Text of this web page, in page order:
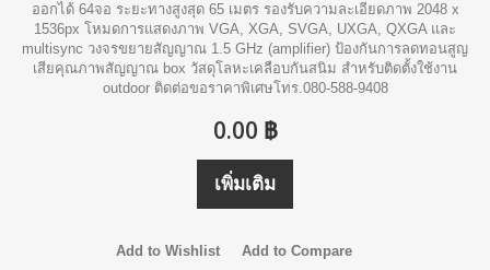
ออกได้ 64จอ ระยะทางสูงสุด 65 เมตร รองรับความละเอียดภาพ 2048 x
1536px โหมดการแสดงภาพ VGA, XGA, SVGA, UXGA, QXGA และ
multisync วงจรขยายสัญญาณ 1.5 GHz (amplifier) ป้องกันการลดทอนสูญ
เสียคุณภาพสัญญาณ box วัสดุโลหะเคลือบกันสนิม สำหรับติดตั้งใช้งาน
outdoor ติดต่อขอราคาพิเศษโทร.080-588-9408
0.00 ฿
เพิ่มเติม
Add to Wishlist Add to Compare